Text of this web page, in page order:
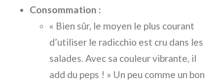
Consommation :
« Bien sûr, le moyen le plus courant
d’utiliser le radicchio est cru dans les
salades. Avec sa couleur vibrante, il
add du peps ! » Un peu comme un bon